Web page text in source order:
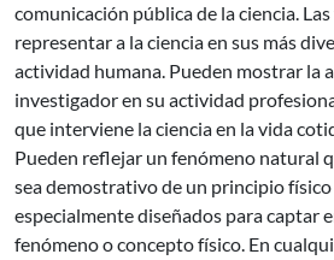
comunicación pública de la ciencia.
representar a la ciencia en sus más
actividad humana. Pueden mostrar la
investigador en su actividad
que interviene la ciencia en la vida
Pueden reflejar un fenómeno natural
sea demostrativo de un principio
especialmente diseñados para captar
fenómeno o concepto físico. En